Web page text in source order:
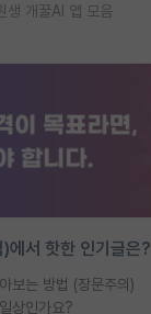
생 개꿀AI 앱 모음
에서 핫한 인기글은?
보는 방법 (장문주의)
상인가요?